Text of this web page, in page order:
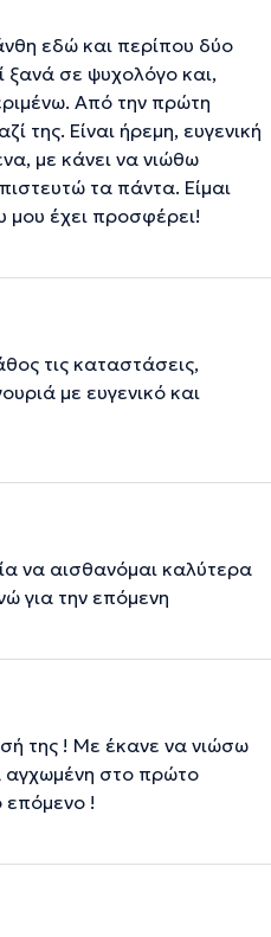
εδώ και περίπου δύο
ξανά σε ψυχολόγο και,
Από την πρώτη
της. Είναι ήρεμη, ευγενική
με κάνει να νιώθω
τα πάντα. Είμαι
μου έχει προσφέρει!
τις καταστάσεις,
με ευγενικό και
να αισθανόμαι καλύτερα
για την επόμενη
της ! Με έκανε να νιώσω
αγχωμένη στο πρώτο
επόμενο !